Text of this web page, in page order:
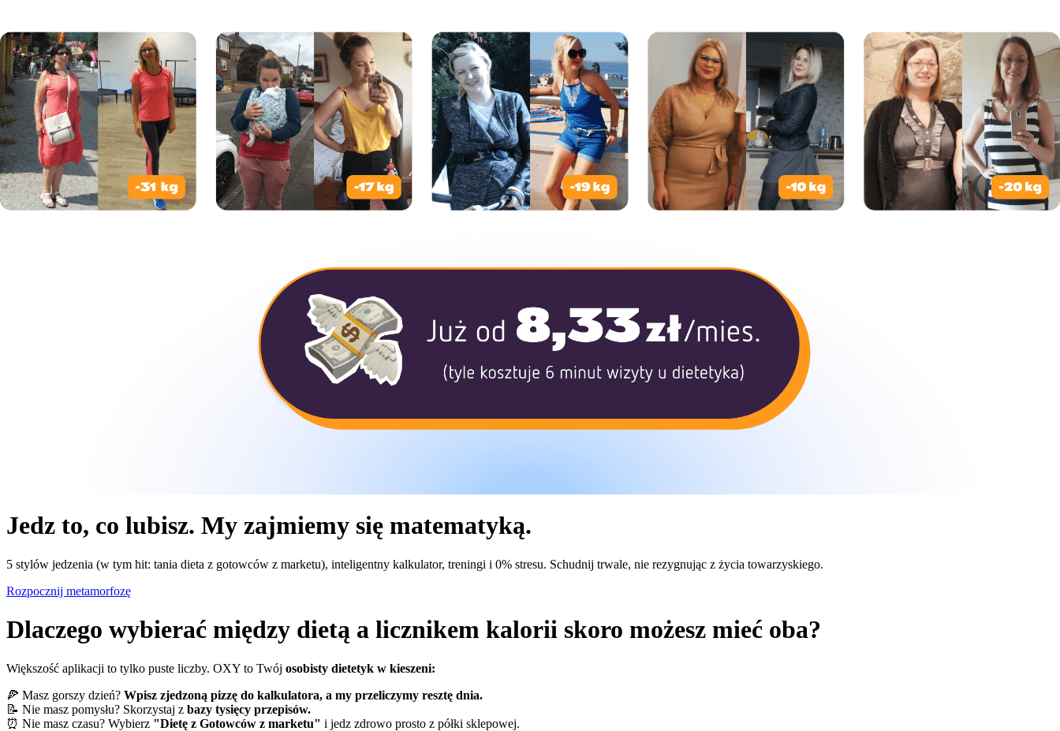
Jedz to, co lubisz. My zajmiemy się matematyką.
5 stylów jedzenia (w tym hit: tania dieta z gotowców z marketu), inteligentny kalkulator, treningi i 0% stresu. Schudnij trwale, nie rezygnując z życia towarzyskiego.
Rozpocznij metamorfozę
Dlaczego wybierać między dietą a licznikem kalorii skoro możesz mieć oba?
Większość aplikacji to tylko puste liczby. OXY to Twój osobisty dietetyk w kieszeni:
🍕 Masz gorszy dzień? Wpisz zjedzoną pizzę do kalkulatora, a my przeliczymy resztę dnia.
📝 Nie masz pomysłu? Skorzystaj z bazy tysięcy przepisów.
⏰ Nie masz czasu? Wybierz "Dietę z Gotowców z marketu" i jedz zdrowo prosto z półki sklepowej.